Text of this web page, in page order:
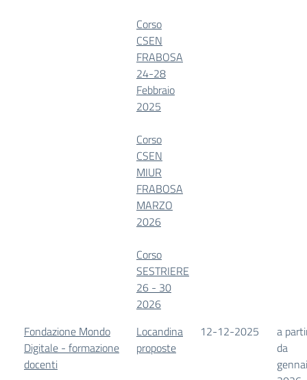
Corso
CSEN
FRABOSA
24-28
Febbraio
2025
Corso
CSEN
MIUR
FRABOSA
MARZO
2026
Corso
SESTRIERE
26 - 30
2026
Fondazione Mondo
Digitale - formazione
docenti
Locandina
proposte
12-12-2025
a
da